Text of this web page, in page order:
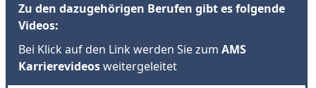
Zu den dazugehörigen Berufen gibt es folgende
Videos:
Bei Klick auf den Link werden Sie zum AMS
Karrierevideosweitergeleitet